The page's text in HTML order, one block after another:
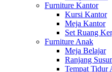
Furniture Kantor
Kursi Kantor
Meja Kantor
Set Ruang
Furniture Anak
Meja Belajar
Ranjang
Tempat Tidur